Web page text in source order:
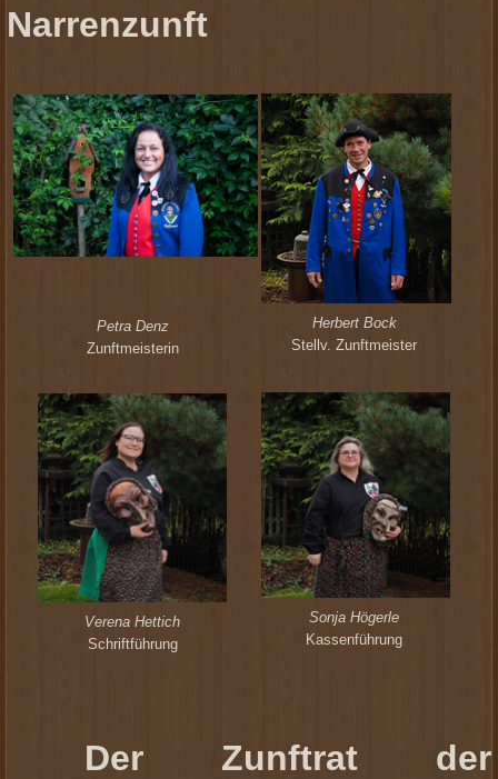
Narrenzunft
Petra Denz
Zunftmeisterin
Herbert Bock
Stellv. Zunftmeister
Verena Hettich
Schriftführung
Sonja Högerle
Kassenführung
Der Zunftrat der